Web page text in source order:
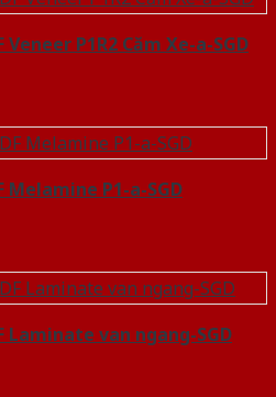
Veneer P1R2 Căm Xe-a-SGD
Melamine P1-a-SGD
Laminate van ngang-SGD